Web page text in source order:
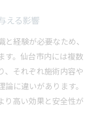
える影響
経験が必要なため、
す。仙台市内には複数
、それぞれ施術内容や
に違いがあります。
り高い効果と安全性が